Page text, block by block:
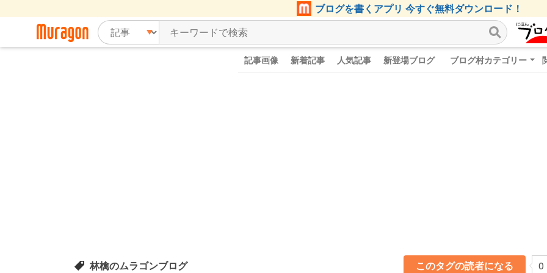
ブログを書くアプリ 今すぐ無料ダウンロード！
記事画像 新着記事 人気記事 新登場ブログ ブログ村カテゴリー
林檎のムラゴンブログ このタグの読者になる 0